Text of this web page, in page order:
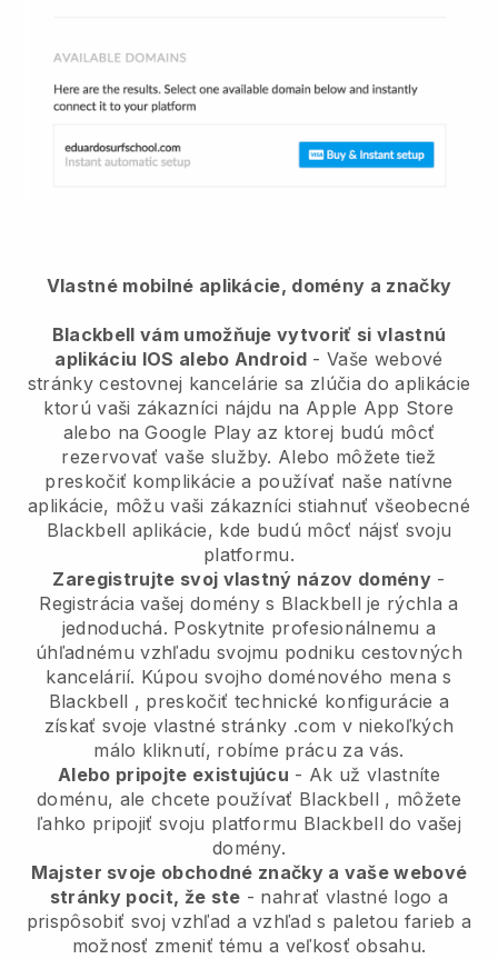
Vlastné mobilné aplikácie, domény a značky
Blackbell vám umožňuje vytvoriť si vlastnú
aplikáciu IOS alebo Android -Vaše webové
stránky cestovnej kancelárie sa zlúčia do aplikácie
ktorú vaši zákazníci nájdu na Apple App Store
alebo na Google Play az ktorej budú môcť
rezervovať vaše služby. Alebo môžete tiež
preskočiť komplikácie a používať naše natívne
aplikácie, môžu vaši zákazníci stiahnuť všeobecné
Blackbell aplikácie, kde budú môcť nájsť svoju
platformu.
Zaregistrujte svoj vlastný názov domény-
Registrácia vašej domény s Blackbell je rýchla a
jednoduchá. Poskytnite profesionálnemu a
úhľadnému vzhľadu svojmu podniku cestovných
kancelárií. Kúpou svojho doménového mena s
Blackbell , preskočiť technické konfigurácie a
získať svoje vlastné stránky .com v niekoľkých
málo kliknutí, robíme prácu za vás.
Alebo pripojte existujúcu - Ak už vlastníte
doménu, ale chcete používať Blackbell , môžete
ľahko pripojiť svoju platformu Blackbell do vašej
domény.
Majster svoje obchodné značky a vaše webové
stránky pocit, že ste - nahrať vlastné logo a
prispôsobiť svoj vzhľad a vzhľad s paletou farieb a
možnosť zmeniť tému a veľkosť obsahu.